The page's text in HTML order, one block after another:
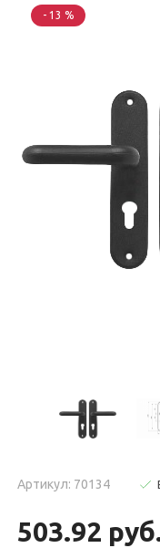
- 13 %
Артикул: 70134
503.92